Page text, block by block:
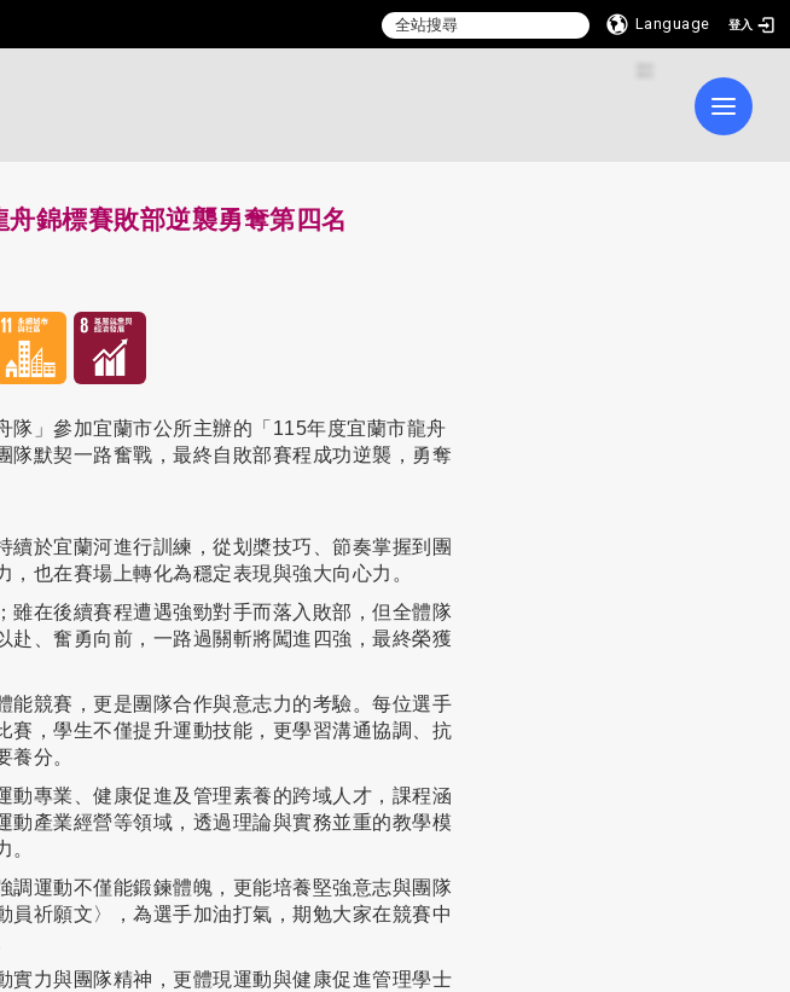
Language 登入
Toggle
錦標賽敗部逆襲勇奪第四名
」參加宜蘭市公所主辦的「115年度宜蘭市龍舟
默契一路奮戰，最終自敗部賽程成功逆襲，勇奪
於宜蘭河進行訓練，從划槳技巧、節奏掌握到團
也在賽場上轉化為穩定表現與強大向心力。
在後續賽程遭遇強勁對手而落入敗部，但全體隊
赴、奮勇向前，一路過關斬將闖進四強，最終榮獲
競賽，更是團隊合作與意志力的考驗。每位選手
，學生不僅提升運動技能，更學習溝通協調、抗
分。
專業、健康促進及管理素養的跨域人才，課程涵
產業經營等領域，透過理論與實務並重的教學模
。
運動不僅能鍛鍊體魄，更能培養堅強意志與團隊
祈願文〉，為選手加油打氣，期勉大家在競賽中
力與團隊精神，更體現運動與健康促進管理學士